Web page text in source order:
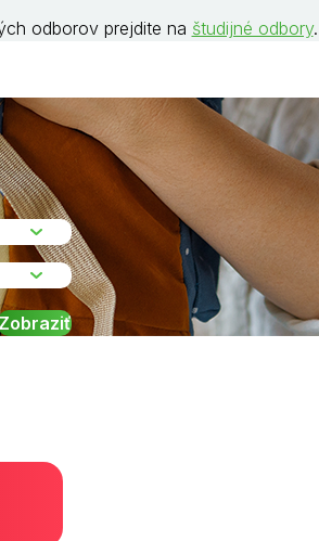
odborov prejdite na študijné odbory.